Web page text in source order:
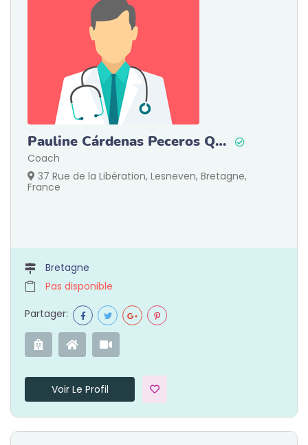
Pauline Cárdenas Peceros Quiviger
Coach
37 Rue de la Libération, Lesneven, Bretagne,
France
Bretagne
Pas disponible
Partager:
Voir Le Profil